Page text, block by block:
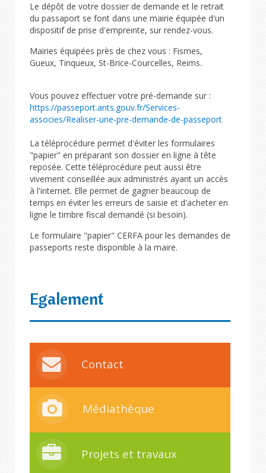
Le dépôt de votre dossier de demande et le retrait
du passaport se font dans une mairie équipée d'un
dispositif de prise d'empreinte, sur rendez-vous.
Mairies équipées près de chez vous : Fismes,
Gueux, Tinqueux, St-Brice-Courcelles, Reims.
Vous pouvez effectuer votre pré-demande sur :
https://passeport.ants.gouv.fr/Services-
associes/Realiser-une-pre-demande-de-passeport
La téléprocédure permet d'éviter les formulaires
"papier" en préparant son dossier en ligne à tête
reposée. Cette téléprocédure peut aussi être
vivement conseillée aux administrés ayant un accès
à l'internet. Elle permet de gagner beaucoup de
temps en éviter les erreurs de saisie et d'acheter en
ligne le timbre fiscal demandé (si besoin).
Le formulaire "papier" CERFA pour les demandes de
passeports reste disponible à la maire.
Egalement
Contact
Médiathèque
Projets et travaux